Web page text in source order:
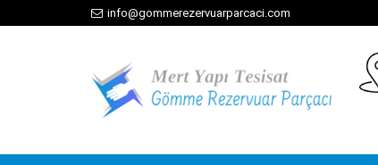
info@gommerezervuarparcaci.com